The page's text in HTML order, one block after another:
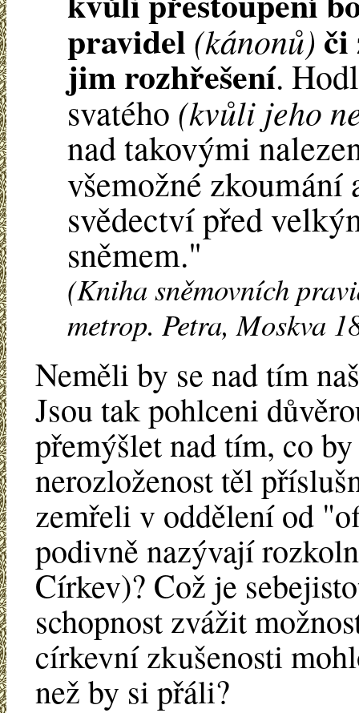
pravidel (kánonů) či
jim rozhřešení.
svatého (kvůli jeho
nad takovými
všemožné
svědectví před
sněmem."
(Kniha sněmovních
metrop. Petra, Moskva
Neměli by se nad tím
Jsou tak pohlceni
přemýšlet nad tím, co
nerozloženost těl
zemřeli v oddělení od
podivně nazývají
Církev)? Což je
schopnost zvážit
církevní zkušenosti
než by si přáli?